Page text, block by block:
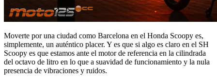
Moverte por una ciudad como Barcelona en el Honda Scoopy es,
simplemente, un auténtico placer. Y es que si algo es claro en el SH
Scoopy es que estamos ante el motor de referencia en la cilindrada
del octavo de litro en lo que a suavidad de funcionamiento y la nula
presencia de vibraciones y ruidos.